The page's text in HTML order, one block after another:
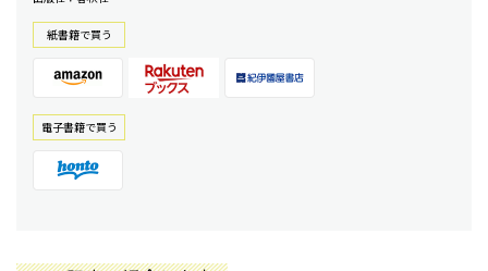
紙書籍で買う
電⼦書籍で買う